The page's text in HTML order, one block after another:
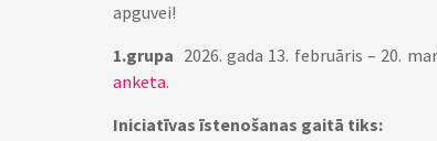
apguvei!
1.grupa 2026. gada 13. februāris – 20.
anketa.
Iniciatīvas īstenošanas gaitā tiks: